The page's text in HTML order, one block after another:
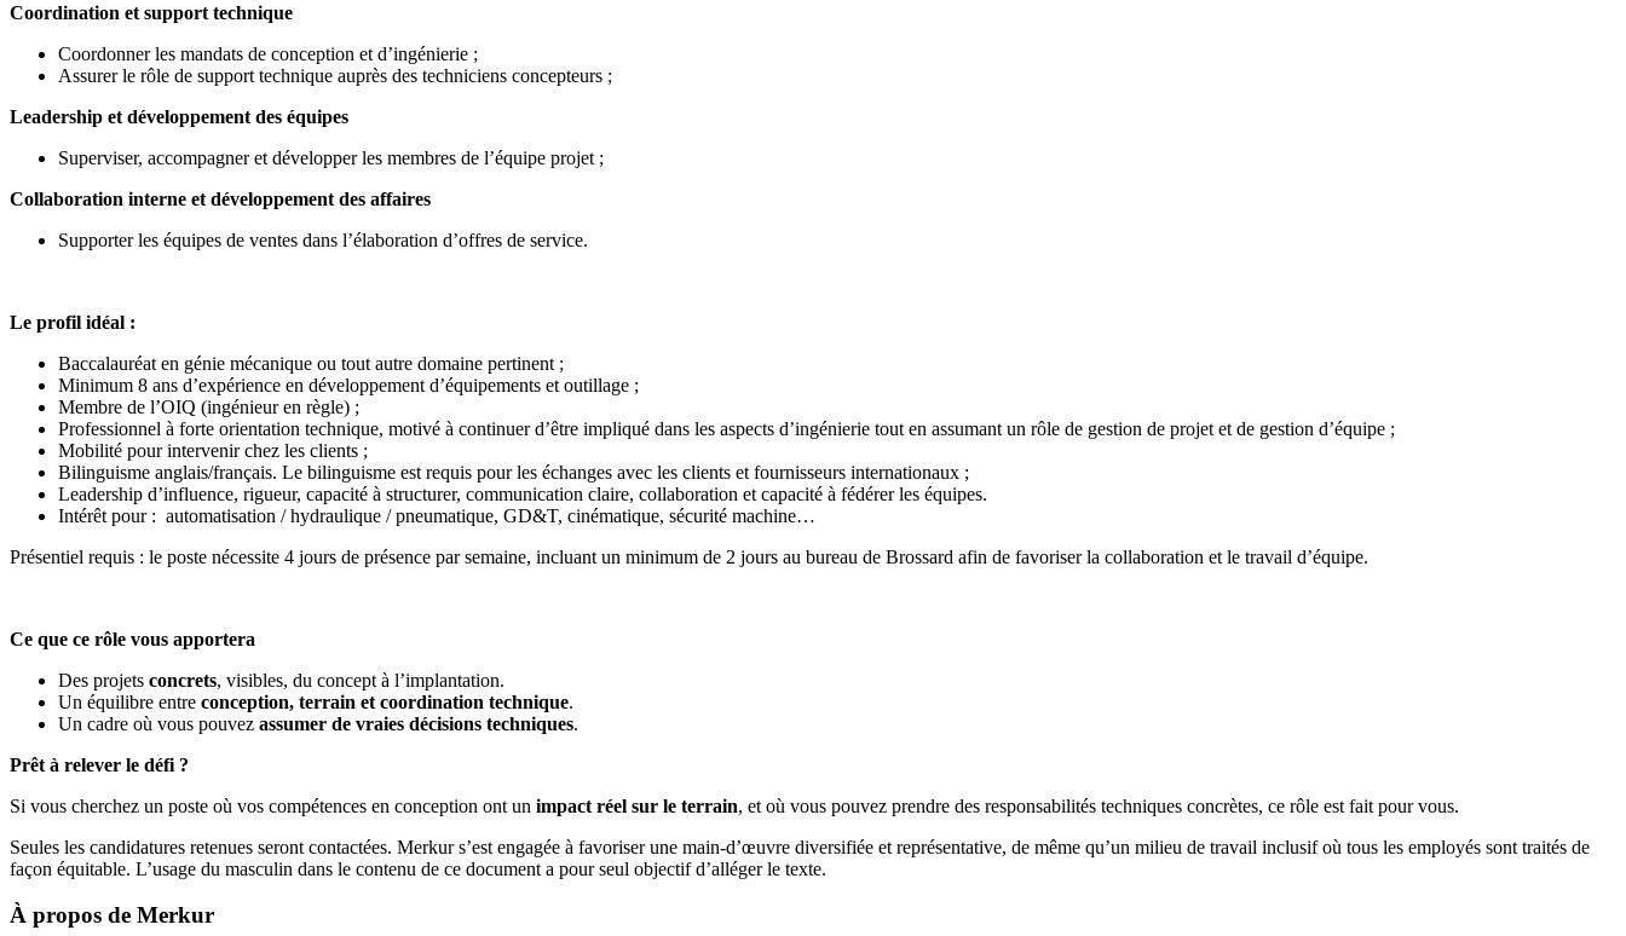
Coordination et support technique
Coordonner les mandats de conception et d’ingénierie ;
Assurer le rôle de support technique auprès des techniciens concepteurs ;
Leadership et développement des équipes
Superviser, accompagner et développer les membres de l’équipe projet ;
Collaboration interne et développement des affaires
Supporter les équipes de ventes dans l’élaboration d’offres de service.
Le profil idéal :
Baccalauréat en génie mécanique ou tout autre domaine pertinent ;
Minimum 8 ans d’expérience en développement d’équipements et outillage ;
Membre de l’OIQ (ingénieur en règle) ;
Professionnel à forte orientation technique, motivé à continuer d’être impliqué dans les aspects d’ingénierie tout en assumant un rôle de gestion de projet et de gestion d’équipe ;
Mobilité pour intervenir chez les clients ;
Bilinguisme anglais/français. Le bilinguisme est requis pour les échanges avec les clients et fournisseurs internationaux ;
Leadership d’influence, rigueur, capacité à structurer, communication claire, collaboration et capacité à fédérer les équipes.
Intérêt pour : automatisation / hydraulique / pneumatique, GD&T, cinématique, sécurité machine…
Présentiel requis : le poste nécessite 4 jours de présence par semaine, incluant un minimum de 2 jours au bureau de Brossard afin de favoriser la collaboration et le travail d’équipe.
Ce que ce rôle vous apportera
Des projets concrets, visibles, du concept à l’implantation.
Un équilibre entre conception, terrain et coordination technique.
Un cadre où vous pouvez assumer de vraies décisions techniques.
Prêt à relever le défi ?
Si vous cherchez un poste où vos compétences en conception ont un impact réel sur le terrain, et où vous pouvez prendre des responsabilités techniques concrètes, ce rôle est fait pour vous.
Seules les candidatures retenues seront contactées. Merkur s’est engagée à favoriser une main-d’œuvre diversifiée et représentative, de même qu’un milieu de travail inclusif où tous les employés sont traités de
façon équitable. L’usage du masculin dans le contenu de ce document a pour seul objectif d’alléger le texte.
À propos de Merkur